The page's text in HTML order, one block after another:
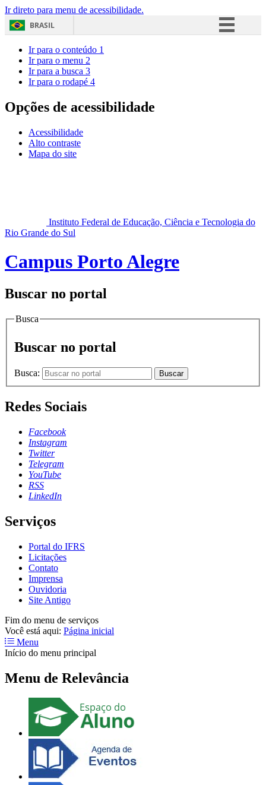
Ir direto para menu de acessibilidade.
BRASIL
Acesso à informação
Ir para o conteúdo 1
Ir para o menu 2
Ir para a busca 3
Ir para o rodapé 4
Opções de acessibilidade
Acessibilidade
Alto contraste
Mapa do site
Instituto Federal de Educação, Ciência e Tecnologia do
Rio Grande do Sul
Campus Porto Alegre
Buscar no portal
Busca
Buscar no portal
Busca: Buscar
Redes Sociais
Facebook
Instagram
Twitter
Telegram
YouTube
RSS
LinkedIn
Serviços
Portal do IFRS
Licitações
Contato
Imprensa
Ouvidoria
Site Antigo
Fim do menu de serviços
Você está aqui: Página inicial
Menu
Início do menu principal
Menu de Relevância